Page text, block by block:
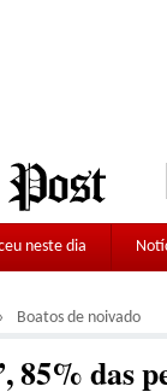
neste dia
Boatos de noivado
das